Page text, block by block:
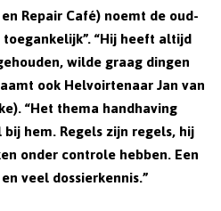
Repair Café) noemt de oud-
“Hij heeft altijd
wilde graag dingen
ook Helvoirtenaar Jan van
“Het thema handhaving
hem. Regels zijn regels, hij
onder controle hebben. Een
veel dossierkennis.”